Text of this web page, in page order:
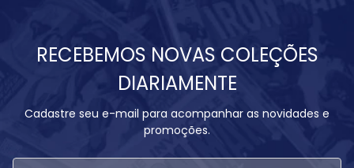
RECEBEMOS NOVAS COLEÇÕES
DIARIAMENTE
Cadastre seu e-mail para acompanhar as novidades e
promoções.